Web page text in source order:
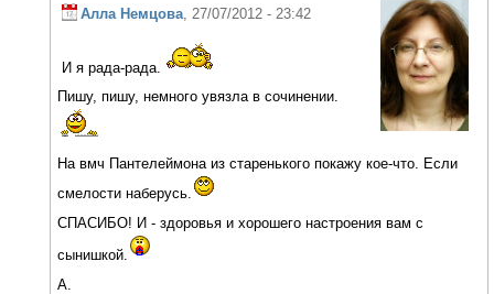
Алла Немцова , 27/07/2012 - 23:42
И я рада-рада.
Пишу, пишу, немного увязла в сочинении.
На вмч Пантелеймона из старенького покажу кое-что. Если
смелости наберусь.
СПАСИБО! И - здоровья и хорошего настроения вам с
сынишкой.
А.